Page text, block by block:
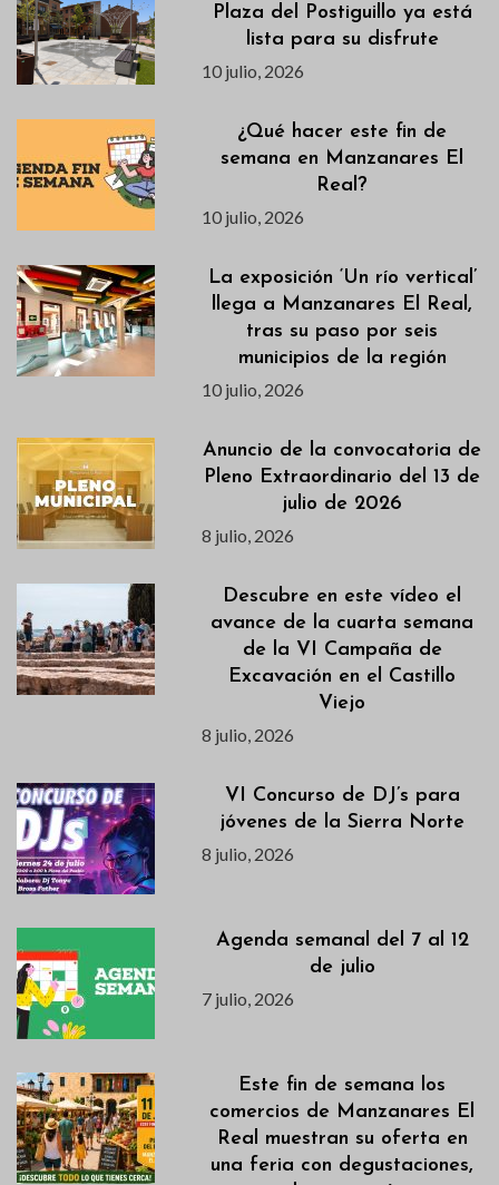
Plaza del Postiguillo ya está
lista para su disfrute
10 julio, 2026
¿Qué hacer este fin de
semana en Manzanares El
Real?
10 julio, 2026
La exposición ‘Un río vertical’
llega a Manzanares El Real,
tras su paso por seis
municipios de la región
10 julio, 2026
Anuncio de la convocatoria de
Pleno Extraordinario del 13 de
julio de 2026
8 julio, 2026
Descubre en este vídeo el
avance de la cuarta semana
de la VI Campaña de
Excavación en el Castillo
Viejo
8 julio, 2026
VI Concurso de DJ’s para
jóvenes de la Sierra Norte
8 julio, 2026
Agenda semanal del 7 al 12
de julio
7 julio, 2026
Este fin de semana los
comercios de Manzanares El
Real muestran su oferta en
una feria con degustaciones,